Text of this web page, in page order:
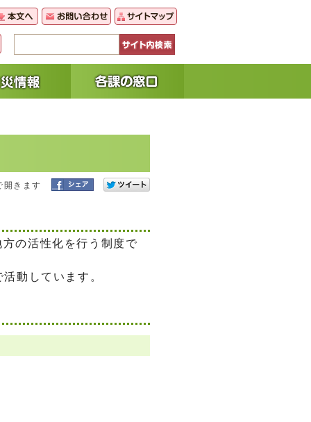
開きます
の活性化を行う制度で
動しています。